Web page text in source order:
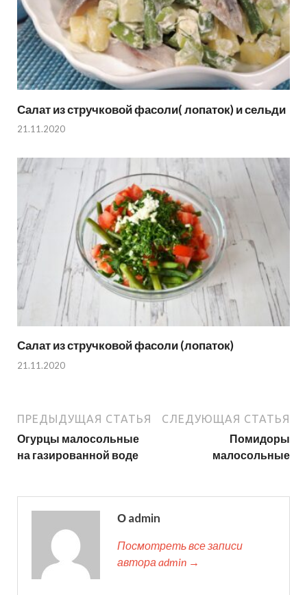
Салат из стручковой фасоли( лопаток) и сельди
21.11.2020
Салат из стручковой фасоли (лопаток)
21.11.2020
ПРЕДЫДУЩАЯ СТАТЬЯ
Огурцы малосольные
на газированной воде
СЛЕДУЮЩАЯ СТАТЬЯ
Помидоры
малосольные
О admin
Посмотреть все записи
автора admin →